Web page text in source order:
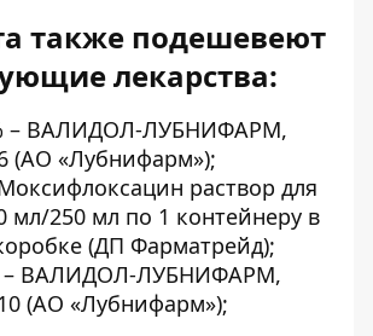
также подешевеют
лекарства:
– ВАЛИДОЛ-ЛУБНИФАРМ,
(АО «Лубнифарм»);
раствор для
мл/250 мл по 1 контейнеру в
(ДП Фарматрейд);
– ВАЛИДОЛ-ЛУБНИФАРМ,
(АО «Лубнифарм»);